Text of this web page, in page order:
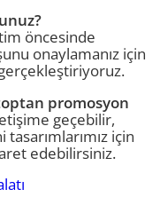
öncesinde
onaylamanız için
promosyon
geçebilir,
için
edebilirsiniz.